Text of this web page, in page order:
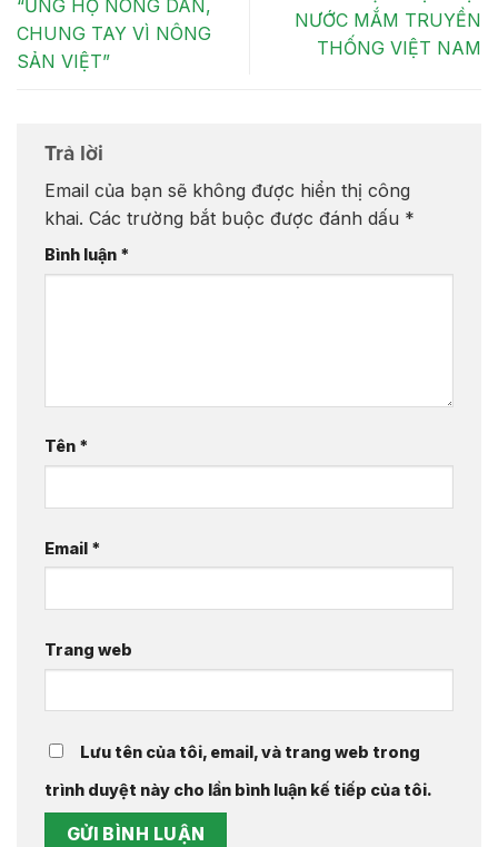
“ỦNG HỘ NÔNG DÂN,
CHUNG TAY VÌ NÔNG
SẢN VIỆT”
NƯỚC MẮM TRUYỀN
THỐNG VIỆT NAM
Trả lời
Email của bạn sẽ không được hiển thị công
khai. Các trường bắt buộc được đánh dấu *
Bình luận *
Tên *
Email *
Trang web
Lưu tên của tôi, email, và trang web trong
trình duyệt này cho lần bình luận kế tiếp của tôi.